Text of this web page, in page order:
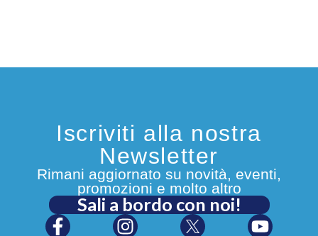
Iscriviti alla nostra
Newsletter
Rimani aggiornato su novità, eventi,
promozioni e molto altro
Sali a bordo con noi!